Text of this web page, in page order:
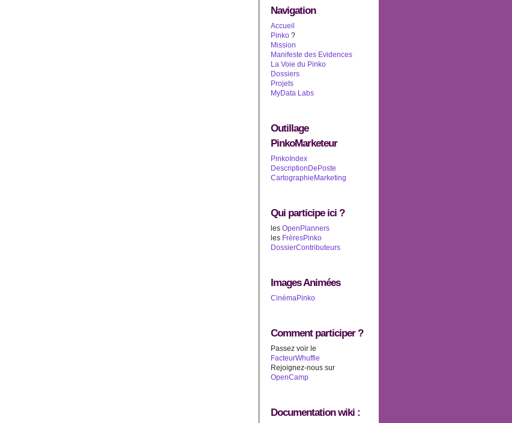
Navigation
Accueil
Pinko ?
Mission
Manifeste des Evidences
La Voie du Pinko
Dossiers
Projets
MyData Labs
Outillage
PinkoMarketeur
PinkoIndex
DescriptionDePoste
CartographieMarketing
Qui participe ici ?
les OpenPlanners
les FrèresPinko
DossierContributeurs
Images Animées
CinémaPinko
Comment participer ?
Passez voir le
FacteurWhuffie
Rejoignez-nous sur
OpenCamp
Documentation wiki :